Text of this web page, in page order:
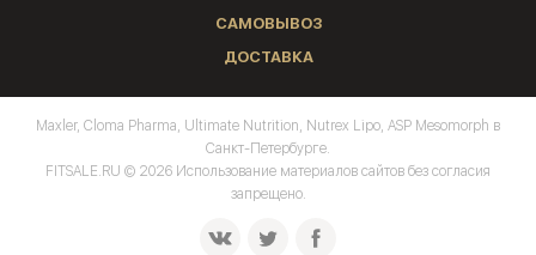
САМОВЫВОЗ
ДОСТАВКА
Maxler, Cloma Pharma, Ultimate Nutrition, Nutrex Lipo, ASP Mesomorph в
Санкт-Петербурге.
FITSALE.RU © 2026 Использование материалов сайтов без согласия
запрещено.